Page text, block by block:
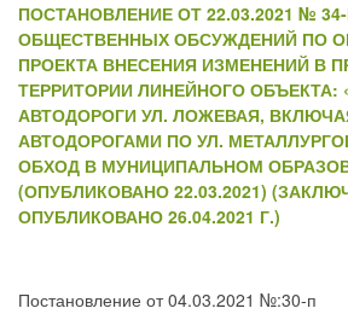
ПОСТАНОВЛЕНИЕ ОТ 22.03.2021 №
ОБЩЕСТВЕННЫХ ОБСУЖДЕНИЙ ПО
ПРОЕКТА ВНЕСЕНИЯ ИЗМЕНЕНИЙ В
ТЕРРИТОРИИ ЛИНЕЙНОГО ОБЪЕКТА:
АВТОДОРОГИ УЛ. ЛОЖЕВАЯ,
АВТОДОРОГАМИ ПО УЛ.
ОБХОД В МУНИЦИПАЛЬНОМ
(ОПУБЛИКОВАНО 22.03.2021)
ОПУБЛИКОВАНО 26.04.2021 Г.)
Постановление от 04.03.2021 №:30-п